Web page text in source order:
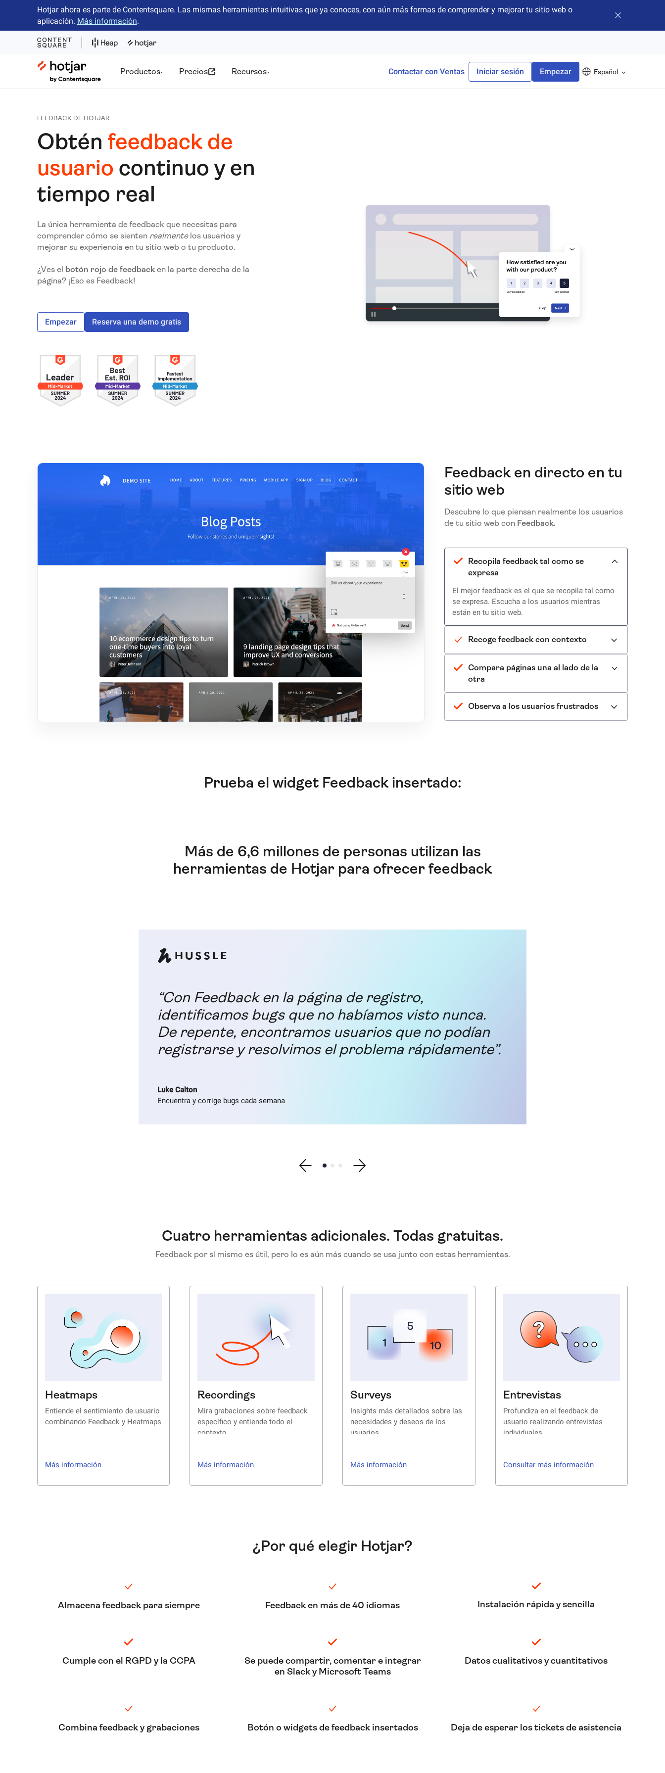
Hotjar ahora es parte de Contentsquare. Las mismas herramientas intuitivas que ya conoces, con aún más formas de comprender y mejorar tu sitio web o
aplicación. Más información. Cerrar banner
Hotjar Logo
Productos Precios Recursos Contactar con Ventas Iniciar sesión Empezar Español
FEEDBACK DE HOTJAR
Obtén feedback de
usuario continuo y en
tiempo real
La única herramienta de feedback que necesitas para
comprender cómo se sienten realmentelos usuarios y
mejorar su experiencia en tu sitio web o tu producto.
¿Ves el botón rojo de feedbacken la parte derecha de la
página? ¡Eso es Feedback!
Empezar Reserva una demo gratis
Feedback en directo en tu
sitio web
Descubre lo que piensan realmente los usuarios
de tu sitio web con Feedback.
Recopila feedback tal como se
expresa
El mejor feedback es el que se recopila tal como
se expresa. Escucha a los usuarios mientras
están en tu sitio web.
Recoge feedback con contexto
Compara páginas una al lado de la
otra
Observa a los usuarios frustrados
Prueba el widget Feedback insertado:
Más de 6,6 millones de personas utilizan las
herramientas de Hotjar para ofrecer feedback
“Con Feedback en la página de registro,
identificamos bugs que no habíamos visto nunca.
De repente, encontramos usuarios que no podían
registrarse y resolvimos el problema rápidamente”.
Luke Calton
Encuentra y corrige bugs cada semana
Show previous testimonial
Show testimonial 1
Show testimonial 2
Show testimonial 3
Show next testimonial
Cuatro herramientas adicionales. Todas gratuitas.
Feedback por sí mismo es útil, pero lo es aún más cuando se usa junto con estas herramientas.
Heatmaps
Entiende el sentimiento de usuario
combinando Feedback y Heatmaps
Más información
Recordings
Mira grabaciones sobre feedback
específico y entiende todo el
contexto
Más información
Surveys
Insights más detallados sobre las
necesidades y deseos de los
usuarios
Más información
Entrevistas
Profundiza en el feedback de
usuario realizando entrevistas
individuales
Consultar más información
¿Por qué elegir Hotjar?
Almacena feedback para siempre Feedback en más de 40 idiomas Instalación rápida y sencilla
Cumple con el RGPD y la CCPA
Se puede compartir, comentar e integrar
en Slack y Microsoft Teams
Datos cualitativos y cuantitativos
Combina feedback y grabaciones Botón o widgets de feedback insertados Deja de esperar los tickets de asistencia